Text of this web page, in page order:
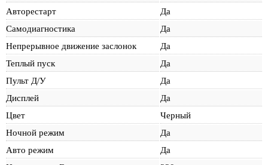
Авторестарт
Да
Самодиагностика
Да
Непрерывное движение заслонок
Да
Теплый пуск
Да
Пульт Д/У
Да
Дисплей
Да
Цвет
Черный
Ночной режим
Да
Авто режим
Да